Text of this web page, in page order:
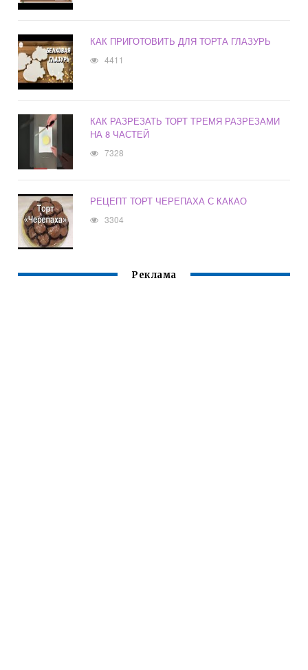
КАК ПРИГОТОВИТЬ ДЛЯ ТОРТА ГЛАЗУРЬ
4411
КАК РАЗРЕЗАТЬ ТОРТ ТРЕМЯ РАЗРЕЗАМИ
НА 8 ЧАСТЕЙ
7328
РЕЦЕПТ ТОРТ ЧЕРЕПАХА С КАКАО
3304
Реклама